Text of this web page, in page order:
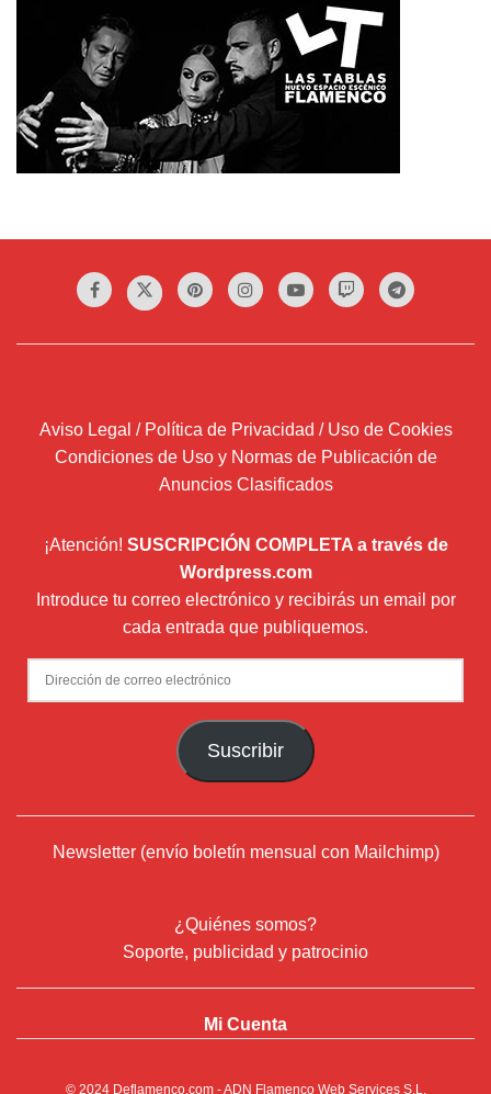
Aviso Legal / Política de Privacidad / Uso de Cookies
Condiciones de Uso y Normas de Publicación de
Anuncios Clasificados
¡Atención! SUSCRIPCIÓN COMPLETA a través de
Wordpress.com
Introduce tu correo electrónico y recibirás un email por
cada entrada que publiquemos.
Dirección
de
Suscribir
Newsletter (envío boletín mensual con Mailchimp)
¿Quiénes somos?
Soporte, publicidad y patrocinio
Mi Cuenta
© 2024 Deflamenco.com- ADN Flamenco Web Services S.L.